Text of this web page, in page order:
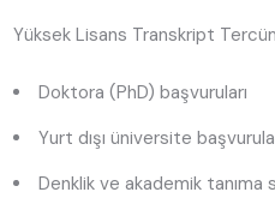
Yüksek Lisans Transkript
Doktora (PhD) başvuruları
Yurt dışı üniversite
Denklik ve akademik tanıma